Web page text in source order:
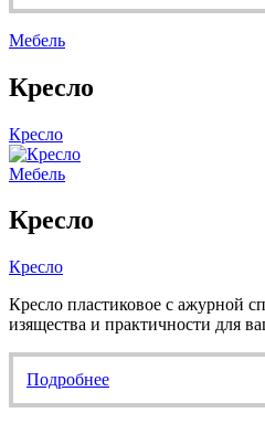
Мебель
Кресло
Кресло
Мебель
Кресло
Кресло
Кресло пластиковое с ажурной
изящества и практичности для
Подробнее